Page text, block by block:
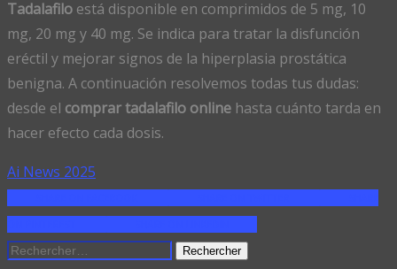
Tadalafilo está disponible en comprimidos de 5 mg, 10
mg, 20 mg y 40 mg. Se indica para tratar la disfunción
eréctil y mejorar signos de la hiperplasia prostática
benigna. A continuación resolvemos todas tus dudas:
desde el comprar tadalafilo online hasta cuánto tarda en
hacer efecto cada dosis.
Ai News 2025
Rechercher :